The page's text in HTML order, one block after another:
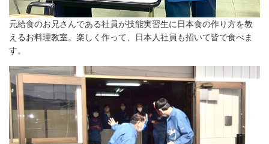
元給食のお兄さんである社員が技能実習生に日本食の作り方を教
えるお料理教室。楽しく作って、日本人社員も招いて皆で食べま
す。